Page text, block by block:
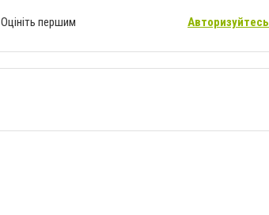
Оцініть першим Авторизуйтесь